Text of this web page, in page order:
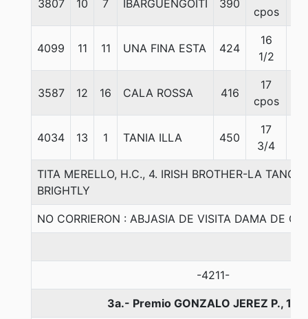
3807 10 7 IBARGUENGOITI 390
cpos
4099 11 11 UNA FINA ESTA 424
16
1/2
3587 12 16 CALA ROSSA 416
17
cpos
4034 13 1 TANIA ILLA 450
17
3/4
TITA MERELLO, H.C., 4. IRISH BROTHER-LA
BRIGHTLY
NO CORRIERON : ABJASIA DE VISITA DAMA DE
-4211-
3a.- Premio GONZALO JEREZ P.,